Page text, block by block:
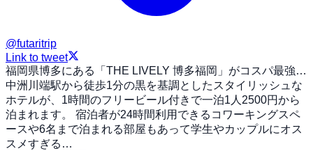
@futaritrip
Link to tweet
福岡県博多にある「THE LIVELY 博多福岡」がコスパ最強…
中洲川端駅から徒歩1分の黒を基調としたスタイリッシュな
ホテルが、1時間のフリービール付きで一泊1人2500円から
泊まれます。 宿泊者が24時間利用できるコワーキングスペ
ースや6名まで泊まれる部屋もあって学生やカップルにオス
スメすぎる…